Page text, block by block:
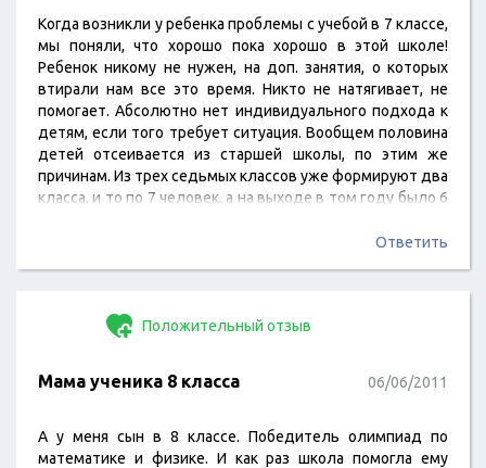
Когда возникли у ребенка проблемы с учебой в 7 классе,
мы поняли, что хорошо пока хорошо в этой школе!
Ребенок никому не нужен, на доп. занятия, о которых
втирали нам все это время. Никто не натягивает, не
помогает. Абсолютно нет индивидуального подхода к
детям, если того требует ситуация. Вообщем половина
детей отсеивается из старшей школы, по этим же
причинам. Из трех седьмых классов уже формируют два
класса, и то по 7 человек, а на выходе в том году было 6
ребенок сам готов учиться и делает это на 5, мы не
Ответить
Положительный отзыв
Мама ученика 8 класса 06/06/2011
А у меня сын в 8 классе. Победитель олимпиад по
математике и физике. И как раз школа помогла ему